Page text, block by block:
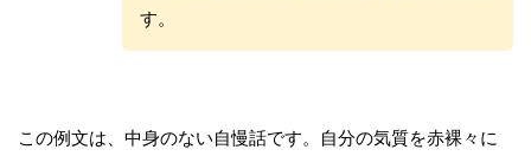
す。
この例文は、中身のない自慢話です。自分の気質を赤裸々に